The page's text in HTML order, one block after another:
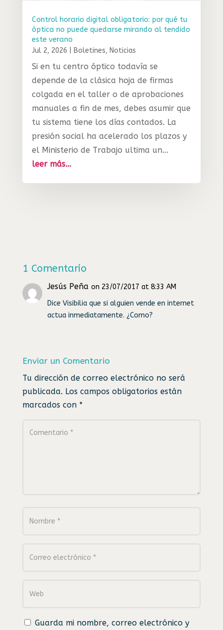
Control horario digital obligatorio: por qué tu
óptica no puede quedarse mirando al tendido
este verano
Jul 2, 2026
Boletines, Noticias
Si en tu centro óptico todavía se
depende de la clásica hoja de firmas
colgada en el taller o de aprobaciones
manuales a fin de mes, debes asumir que
tu sistema tiene los días contados. La
presión social ha acelerado los plazos y
el Ministerio de Trabajo ultima un...
leer más...
1 Comentario
Jesús Peña on 23/07/2017 at 8:33 AM
Dice Visibilia que si alguien vende en internet
actua inmediatamente. ¿Como?
Enviar un Comentario
Tu dirección de correo electrónico no será
publicada. Los campos obligatorios están
marcados con *
Guarda mi nombre, correo electrónico y